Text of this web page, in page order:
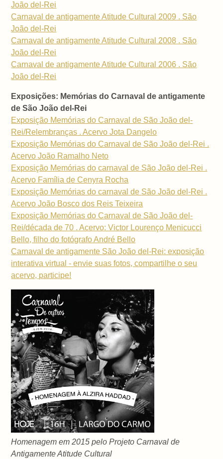
João del-Rei
Carnaval de antigamente Atitude Cultural 2009 . São
João del-Rei
Carnaval de antigamente Atitude Cultural 2008 . São
João del-Rei
Carnaval de antigamente Atitude Cultural 2006 . São
João del-Rei
Exposições: Memórias do Carnaval de antigamente
de São João del-Rei
Exposição Memórias do Carnaval de São João del-
Rei/Relembranças . Acervo Jota Dangelo
Exposição Memórias do Carnaval de São João del-Rei .
Acervo João Ramalho Neto
Exposição Memórias do carnaval de São João del-Rei .
Acervo Família de Cenyra Rocha
Exposição Memórias do carnaval de São João del-Rei .
Acervo João Bosco dos Reis Teixeira
Exposição Memórias do Carnaval de São João del-
Rei/década de 70 . Acervo: Victor Lourenço Menicucci
Bello, filho do fotógrafo André Bello
Carnaval de antigamente São João del-Rei: exposição
interativa virtual - envie suas fotos, compartilhe o seu
acervo, participe!
Homenagem em 2015 pelo Projeto Carnaval de
Antigamente Atitude Cultural